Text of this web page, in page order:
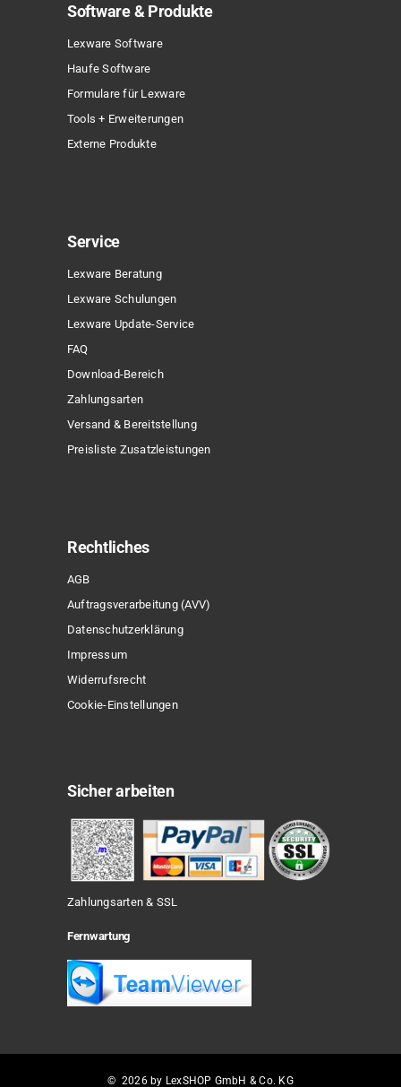
Software & Produkte
Lexware Software
Haufe Software
Formulare für Lexware
Tools + Erweiterungen
Externe Produkte
Service
Lexware Beratung
Lexware Schulungen
Lexware Update-Service
FAQ
Download-Bereich
Zahlungsarten
Versand & Bereitstellung
Preisliste Zusatzleistungen
Rechtliches
AGB
Auftragsverarbeitung (AVV)
Datenschutzerklärung
Impressum
Widerrufsrecht
Cookie-Einstellungen
Sicher arbeiten
Zahlungsarten & SSL
Fernwartung
© 2026 by LexSHOP GmbH & Co. KG